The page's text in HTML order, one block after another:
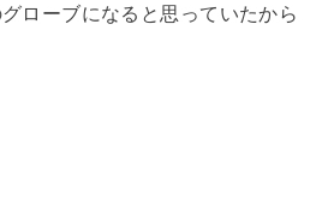
ローブになると思っていたから